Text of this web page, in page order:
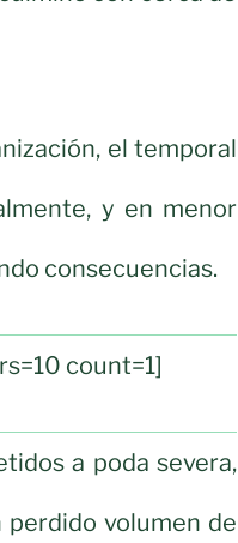
el temporal
y en menor
consecuencias.
count=1]
a poda severa,
perdido volumen de